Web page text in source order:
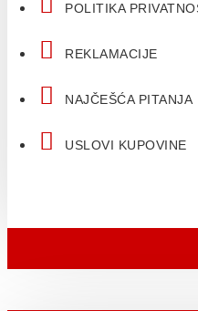
POLITIKA
REKLAMACIJE
NAJČEŠĆA PITANJA
USLOVI KUPOVINE